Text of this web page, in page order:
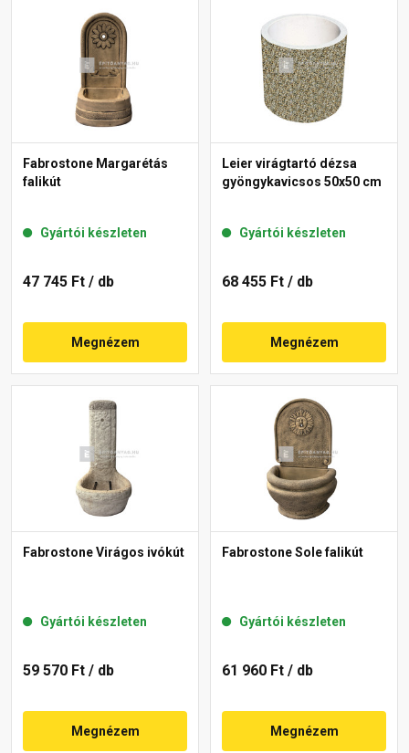
Fabrostone Margarétás
falikút
Gyártói készleten
47 745 Ft / db
Megnézem
Leier virágtartó dézsa
gyöngykavicsos 50x50 cm
Gyártói készleten
68 455 Ft / db
Megnézem
Fabrostone Virágos ivókút
Gyártói készleten
59 570 Ft / db
Megnézem
Fabrostone Sole falikút
Gyártói készleten
61 960 Ft / db
Megnézem